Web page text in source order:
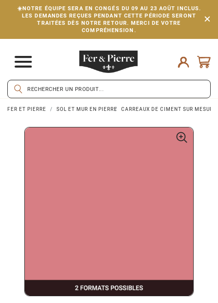
☀️NOTRE ÉQUIPE SERA EN CONGÉS DU 09 AU 23 AOÛT INCLUS.
LES DEMANDES REÇUES PENDANT CETTE PÉRIODE SERONT
TRAITÉES DÈS NOTRE RETOUR. MERCI DE VOTRE
COMPRÉHENSION.
FER ET PIERRE SOL ET MUR EN PIERRE CARREAUX DE CIMENT SUR MESURE